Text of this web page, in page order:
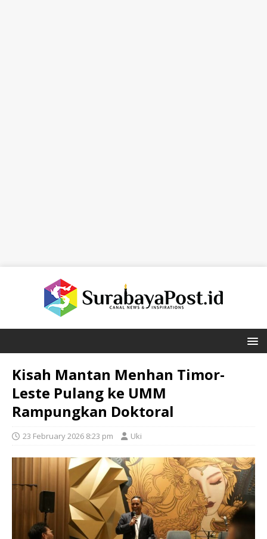
Kisah Mantan Menhan Timor-
Leste Pulang ke UMM
Rampungkan Doktoral
23 February 2026 8:23 pm Uki